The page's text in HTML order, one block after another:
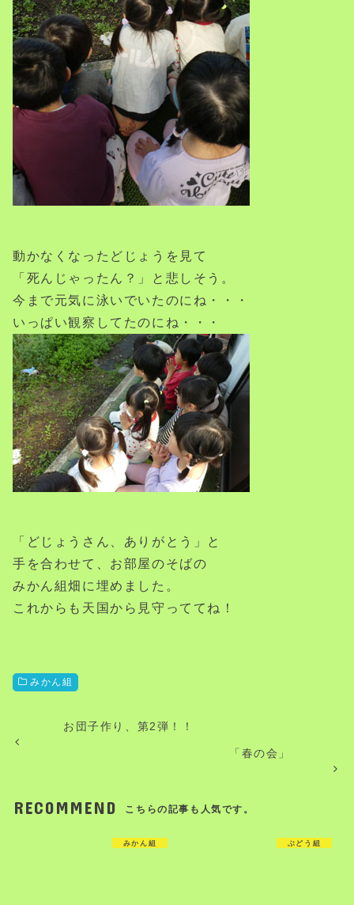
動かなくなったどじょうを見て
「死んじゃったん？」と悲しそう。
今まで元気に泳いでいたのにね・・・
いっぱい観察してたのにね・・・
「どじょうさん、ありがとう」と
手を合わせて、お部屋のそばの
みかん組畑に埋めました。
これからも天国から見守っててね！
みかん組
お団子作り、第2弾！！
「春の会」
RECOMMEND こちらの記事も人気です。
みかん組 ぶどう組